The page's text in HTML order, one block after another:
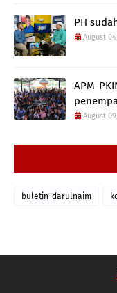
PH
August
APM-
August
buletin-darulnaim